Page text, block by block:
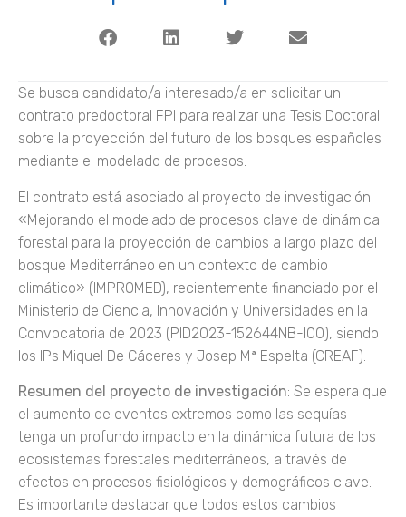
Se busca candidato/a interesado/a en solicitar un
contrato predoctoral FPI para realizar una Tesis Doctoral
sobre la proyección del futuro de los bosques españoles
mediante el modelado de procesos.
El contrato está asociado al proyecto de investigación
«Mejorando el modelado de procesos clave de dinámica
forestal para la proyección de cambios a largo plazo del
bosque Mediterráneo en un contexto de cambio
climático» (IMPROMED), recientemente financiado por el
Ministerio de Ciencia, Innovación y Universidades en la
Convocatoria de 2023 (PID2023-152644NB-I00), siendo
los IPs Miquel De Cáceres y Josep Mª Espelta (CREAF).
Resumen del proyecto de investigación: Se espera que
el aumento de eventos extremos como las sequías
tenga un profundo impacto en la dinámica futura de los
ecosistemas forestales mediterráneos, a través de
efectos en procesos fisiológicos y demográficos clave.
Es importante destacar que todos estos cambios